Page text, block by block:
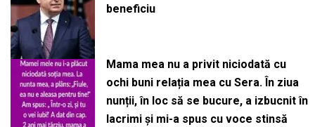
beneficiu
Mama mea nu a privit niciodată cu
ochi buni relația mea cu Sera. În ziua
nunții, în loc să se bucure, a izbucnit în
lacrimi și mi-a spus cu voce stinsă